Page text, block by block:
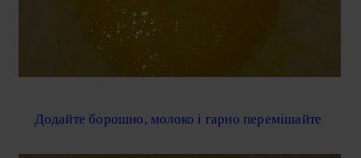
Додайте борошно, молоко і гарно перемішайте